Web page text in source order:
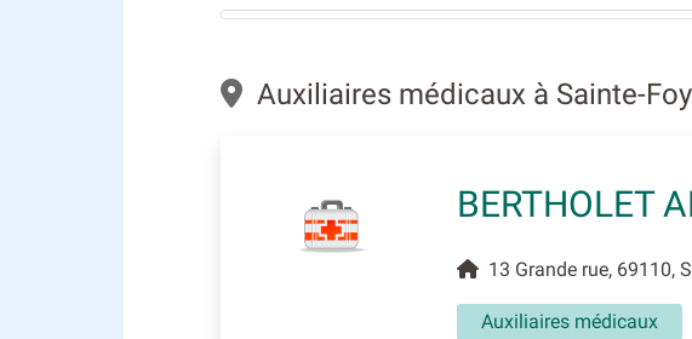
Auxiliaires médicaux à Sainte-
BERTHOLET
13 Grande rue, 69110,
Auxiliaires médicaux